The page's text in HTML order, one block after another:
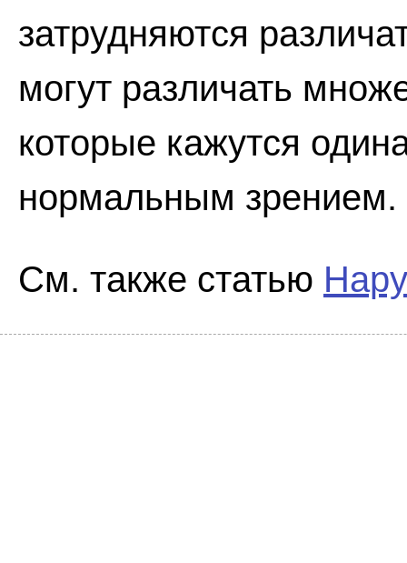
затрудняются
могут различать
которые кажутся
нормальным зрением.
См. также статью